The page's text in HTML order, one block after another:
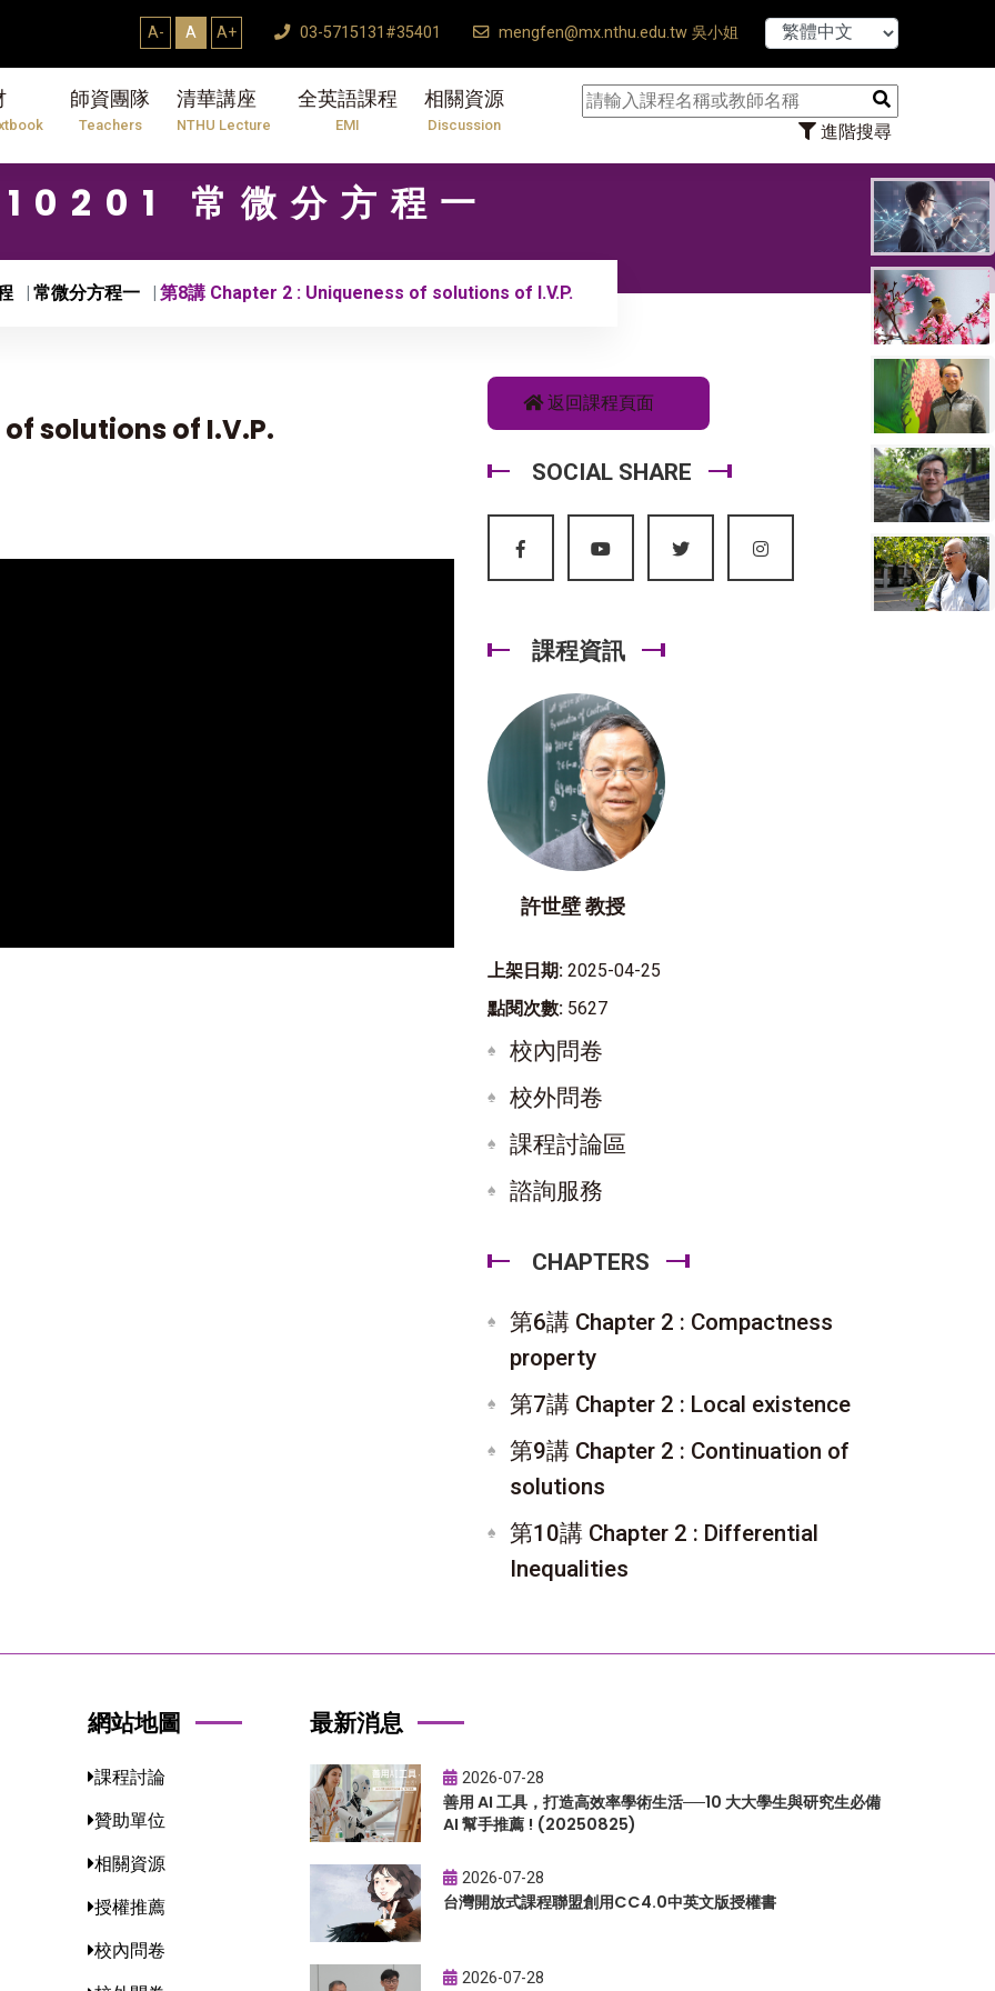
A- A A+ 03-5715131#35401 mengfen@mx.nthu.edu.tw 吳小姐
師資團隊
Teachers
清華講座
NTHU Lecture
全英語課程
EMI
相關資源
Discussion 進階搜尋
【7/31】
10201 常微分方程一
常微分方程一 第8講 Chapter 2 : Uniqueness of solutions of I.V.P.
solutions of I.V.P.
返回課程頁面
SOCIAL SHARE
課程資訊
許世壁 教授
上架日期: 2025-04-25
點閱次數: 5627
校內問卷
校外問卷
課程討論區
諮詢服務
CHAPTERS
第6講 Chapter 2 : Compactness
property
第7講 Chapter 2 : Local existence
第9講 Chapter 2 : Continuation of
solutions
第10講 Chapter 2 : Differential
Inequalities
網站地圖
課程討論
贊助單位
相關資源
授權推薦
校內問卷
最新消息
2026-07-28
善用 AI 工具，打造高效率學術生活──10 大大學生與研究生必備
AI 幫手推薦 ! (20250825)
2026-07-28
台灣開放式課程聯盟創用CC4.0中英文版授權書
2026-07-28